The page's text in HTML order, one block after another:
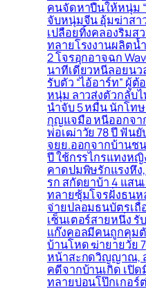
คนจัดหาปืนให้หนุ่ม
จับหนุ่มจีน อุ้มฆ่าสา
เปลือยทิ้งคลองริมส
ทลายโรงงานผลิต
2 โจรอุกอาจฉก
นาทีเดียวหนีลอยนว
รับตัว “ไอ้อาร์ท” ผู้
หนุ่ม ลาวส่งตัวกลับ
นำจับ 5 หมื่น นักโท
กุญแจมือ หนีออกจา
พ่อเฒ่าวัย 78 ปี ฟันยั
จยย.ออกจากบ้านช
ปี ใช้กรรไกรแทงห
คาดปมพิษรักแรงหึง,
รก สกัดยาบ้า 4 แส
ทลายซุ้มโจรฝั่งธนห
จ่ายปลอมธนบัตรเถื่
เซ็นเตอร์สายหนึ่ง รั
แก๊งคอลมีคนถูกคุม
บ้านโหด ฆ่ายายวัย
หน้าสะกดวิญญาณ,
คดีจากบ้านเกิด เปิ
ทลายบ่อนโป๊กเกอร์